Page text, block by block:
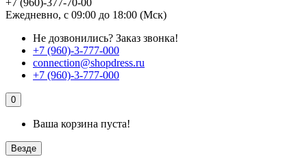
+7 (960)-377-70-00
Ежедневно, с 09:00 до 18:00 (Мск)
Не дозвонились? Заказ звонка!
+7 (960)-3-777-000
connection@shopdress.ru
+7 (960)-3-777-000
0
Ваша корзина пуста!
Везде